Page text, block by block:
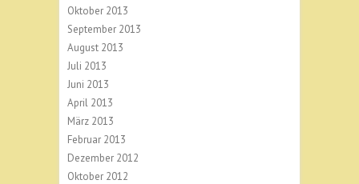
Oktober 2013
September 2013
August 2013
Juli 2013
Juni 2013
April 2013
März 2013
Februar 2013
Dezember 2012
Oktober 2012